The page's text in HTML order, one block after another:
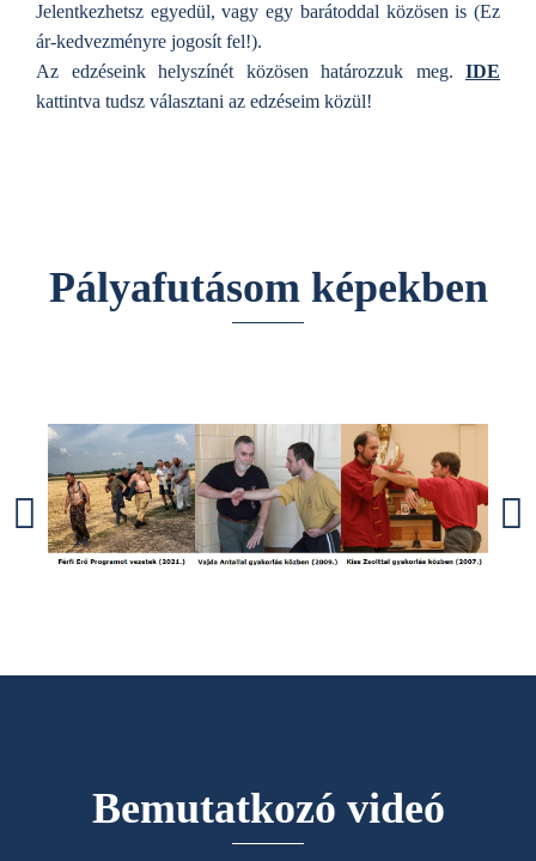
Jelentkezhetsz egyedül, vagy egy barátoddal közösen is (Ez
ár-kedvezményre jogosít fel!).
Az edzéseink helyszínét közösen határozzuk meg. IDE
kattintva tudsz választani az edzéseim közül!
Pályafutásom képekben
Bemutatkozó videó